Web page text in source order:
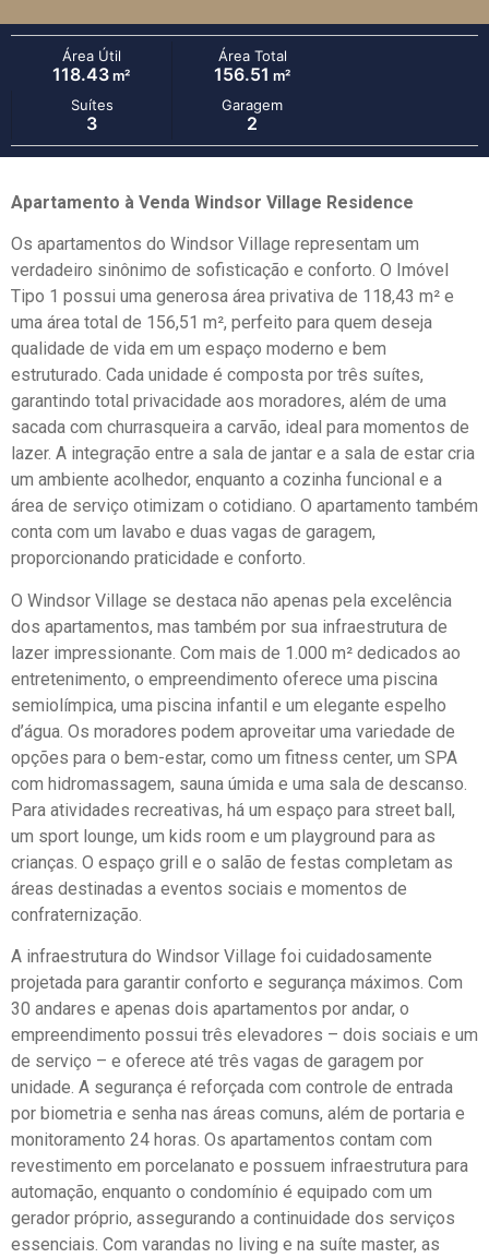
Área Útil
118.43 m²
Área Total
156.51 m²
Suítes
3
Garagem
2
Apartamento à Venda Windsor Village Residence
Os apartamentos do Windsor Village representam um
verdadeiro sinônimo de sofisticação e conforto. O Imóvel
Tipo 1 possui uma generosa área privativa de 118,43 m² e
uma área total de 156,51 m², perfeito para quem deseja
qualidade de vida em um espaço moderno e bem
estruturado. Cada unidade é composta por três suítes,
garantindo total privacidade aos moradores, além de uma
sacada com churrasqueira a carvão, ideal para momentos de
lazer. A integração entre a sala de jantar e a sala de estar cria
um ambiente acolhedor, enquanto a cozinha funcional e a
área de serviço otimizam o cotidiano. O apartamento também
conta com um lavabo e duas vagas de garagem,
proporcionando praticidade e conforto.
O Windsor Village se destaca não apenas pela excelência
dos apartamentos, mas também por sua infraestrutura de
lazer impressionante. Com mais de 1.000 m² dedicados ao
entretenimento, o empreendimento oferece uma piscina
semiolímpica, uma piscina infantil e um elegante espelho
d’água. Os moradores podem aproveitar uma variedade de
opções para o bem-estar, como um fitness center, um SPA
com hidromassagem, sauna úmida e uma sala de descanso.
Para atividades recreativas, há um espaço para street ball,
um sport lounge, um kids room e um playground para as
crianças. O espaço grill e o salão de festas completam as
áreas destinadas a eventos sociais e momentos de
confraternização.
A infraestrutura do Windsor Village foi cuidadosamente
projetada para garantir conforto e segurança máximos. Com
30 andares e apenas dois apartamentos por andar, o
empreendimento possui três elevadores – dois sociais e um
de serviço – e oferece até três vagas de garagem por
unidade. A segurança é reforçada com controle de entrada
por biometria e senha nas áreas comuns, além de portaria e
monitoramento 24 horas. Os apartamentos contam com
revestimento em porcelanato e possuem infraestrutura para
automação, enquanto o condomínio é equipado com um
gerador próprio, assegurando a continuidade dos serviços
essenciais. Com varandas no living e na suíte master, as